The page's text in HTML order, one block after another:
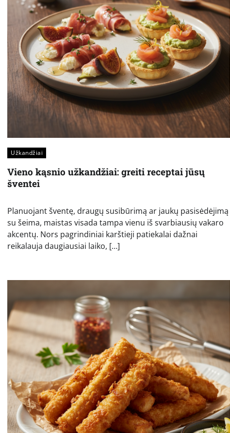
Užkandžiai
Vieno kąsnio užkandžiai: greiti receptai jūsų
šventei
Planuojant šventę, draugų susibūrimą ar jaukų pasisėdėjimą
su šeima, maistas visada tampa vienu iš svarbiausių vakaro
akcentų. Nors pagrindiniai karštieji patiekalai dažnai
reikalauja daugiausiai laiko, […]